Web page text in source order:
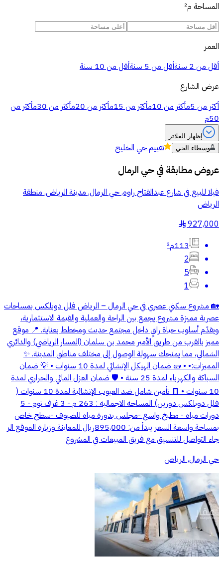
المساحة م²
العمر
أقل من 2 سنة
أقل من 5 سنة
أقل من 10 سنة
عرض الشارع
أكثر من 5م
أكثر من 10م أكثر من 15م أكثر من 20م أكثر من 30م
أكثر من
50م
إظهار الفلاتر
وسطاء الحي
تقييمحي الخليج
عروض مطابقة فيحي الرمال
فيلا للبيع في شارع عبدالفتاح راوه, حي الرمال, مدينة الرياض, منطقة
الرياض
927,000
§
113م²
2
5
1
🏡 مشروع سكني عصري في حي الرمال – الرياض فلل دوبلكس بمساحات
عصرية مميزة مشروع يجمع بين الراحة والعملية والقيمة الاستثمارية،
ويقدّم أسلوب حياة راقٍ داخل مجتمع حديث ومخطط بعناية. 📍 موقع
مميز بالقرب من طريق الأمير محمد بن سلمان (المسار الرياضي) والدائري
الشمالي، مما يمنحك سهولة الوصول إلى مختلف مناطق المدينة. ✨
المميزات:• • 🧱 ضمان الهيكل الإنشائي لمدة 10 سنوات • 💡 ضمان
السباكة والكهرباء لمدة 25 سنة • 🛡️ ضمان العزل المائي والحراري لمدة
10 سنوات • 🧾 تأمين شامل ضد العيوب الإنشائية لمدة 10 سنوات (
فلل دوبلكس دورين) المساحه الاجماليه : 263 م - 3 غرف نوم - 5
دورات مياه - مطبخ واسع -مجلس بدورة مياه للضيوف -سطح خاص
بمساحة واسعة السعر يبدأ من: 895,000ريال للمعاينة وزيارة الموقع الر
جاء التواصل للتنسيق مع فريق المبيعات في المشروع
حي الرمال, الرياض